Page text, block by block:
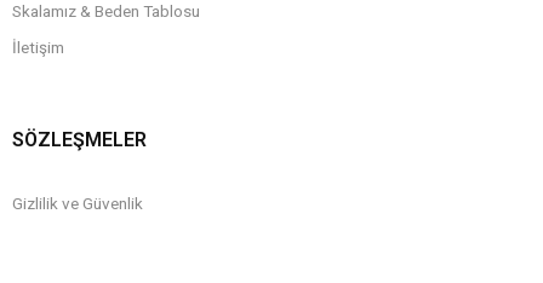
Skalamız & Beden Tablosu
İletişim
SÖZLEŞMELER
Gizlilik ve Güvenlik